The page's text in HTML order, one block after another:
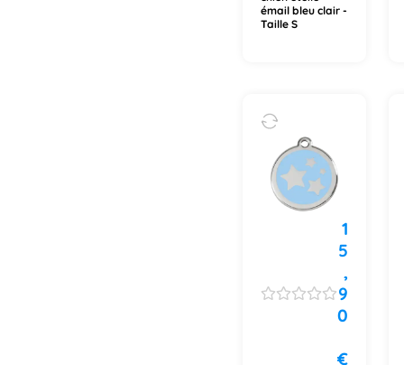
émail bleu clair -
Taille S
1
5
,
9
0
€